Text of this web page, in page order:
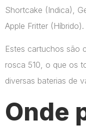
Shortcake (Indica),
Apple Fritter (Híbrido).
Estes cartuchos são
rosca 510, o que os
diversas baterias de
Onde